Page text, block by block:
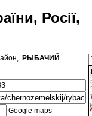
Росії,
.РЫБАЧИЙ
Google maps